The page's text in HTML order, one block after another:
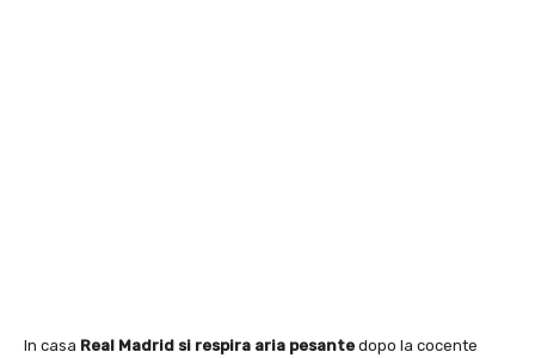
In casa Real Madrid si respira aria pesante dopo la cocente